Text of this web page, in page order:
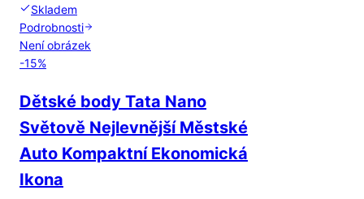
Skladem
Podrobnosti
Není obrázek
-15%
Dětské body Tata Nano
Světově Nejlevnější Městské
Auto Kompaktní Ekonomická
Ikona